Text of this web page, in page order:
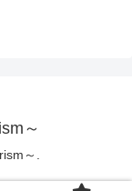
～
～.